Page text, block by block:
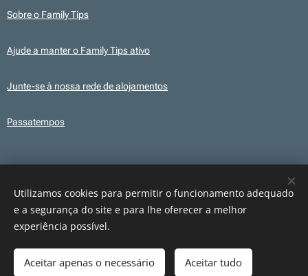
Sobre o Family Tips
Ajude a manter o Family Tips ativo
Junte-se à nossa rede de alojamentos
Passatempos
Este site utiliza, em alguns conteúdos, ilustrações e elementos gráficos
criados com recurso a IA para fins ilustrativos. Os conteúdos publicados são
revistos e verificados antes da sua publicação.
Cookies
Utilizamos cookies para permitir o funcionamento adequado
e a segurança do site e para lhe oferecer a melhor
experiência possível.
Aceitar apenas o necessário Aceitar tudo